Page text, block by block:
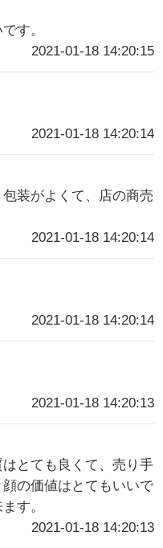
す。
2021-01-18 14:20:15
2021-01-18 14:20:14
装がよくて、店の商売
2021-01-18 14:20:14
2021-01-18 14:20:14
2021-01-18 14:20:13
とても良くて、売り手
の価値はとてもいいで
す。
2021-01-18 14:20:13